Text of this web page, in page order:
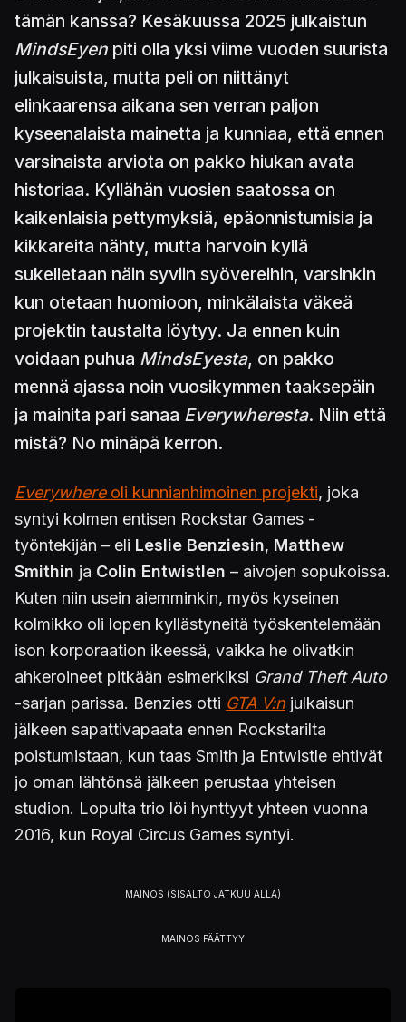
tämän kanssa? Kesäkuussa 2025 julkaistun
MindsEyen piti olla yksi viime vuoden suurista
julkaisuista, mutta peli on niittänyt
elinkaarensa aikana sen verran paljon
kyseenalaista mainetta ja kunniaa, että ennen
varsinaista arviota on pakko hiukan avata
historiaa. Kyllähän vuosien saatossa on
kaikenlaisia pettymyksiä, epäonnistumisia ja
kikkareita nähty, mutta harvoin kyllä
sukelletaan näin syviin syövereihin, varsinkin
kun otetaan huomioon, minkälaista väkeä
projektin taustalta löytyy. Ja ennen kuin
voidaan puhua MindsEyesta, on pakko
mennä ajassa noin vuosikymmen taaksepäin
ja mainita pari sanaa Everywheresta. Niin että
mistä? No minäpä kerron.
Everywhere oli kunnianhimoinen projekti, joka
syntyi kolmen entisen Rockstar Games -
työntekijän – eli Leslie Benziesin, Matthew
Smithin ja Colin Entwistlen – aivojen sopukoissa.
Kuten niin usein aiemminkin, myös kyseinen
kolmikko oli lopen kyllästyneitä työskentelemään
ison korporaation ikeessä, vaikka he olivatkin
ahkeroineet pitkään esimerkiksi Grand Theft Auto
-sarjan parissa. Benzies otti GTA V:n julkaisun
jälkeen sapattivapaata ennen Rockstarilta
poistumistaan, kun taas Smith ja Entwistle ehtivät
jo oman lähtönsä jälkeen perustaa yhteisen
studion. Lopulta trio löi hynttyyt yhteen vuonna
2016, kun Royal Circus Games syntyi.